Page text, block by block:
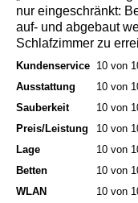
nur eingeschränkt:
auf- und abgebaut
Schlafzimmer zu
Kundenservice 10 von
Ausstattung
10 von
Sauberkeit
10 von
Preis/Leistung
10 von
Lage
10 von
Betten
10 von
WLAN
10 von